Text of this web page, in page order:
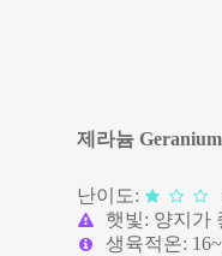
제라늄
난이도:
햇빛: 양지가
생육적온: